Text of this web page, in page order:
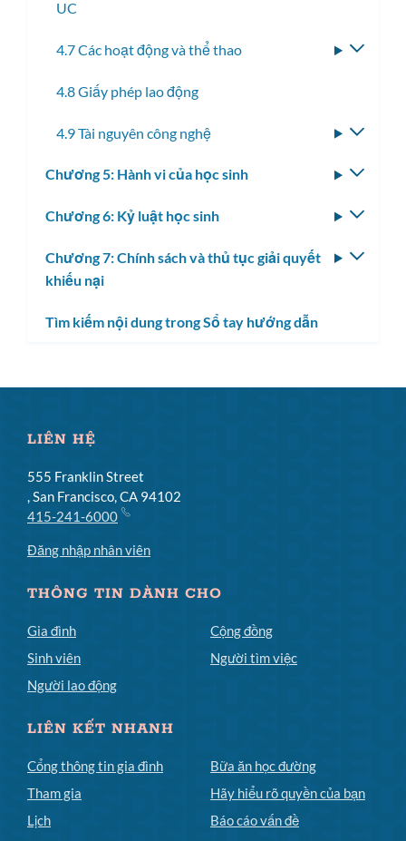
UC
4.7 Các hoạt động và thể thao
4.8 Giấy phép lao động
4.9 Tài nguyên công nghệ
Chương 5: Hành vi của học sinh
Chương 6: Kỷ luật học sinh
Chương 7: Chính sách và thủ tục giải quyết
khiếu nại
Tìm kiếm nội dung trong Sổ tay hướng dẫn
LIÊN HỆ
555 Franklin Street
, San Francisco, CA 94102
415-241-6000
Đăng nhập nhân viên
THÔNG TIN DÀNH CHO
Gia đình
Sinh viên
Người lao động
Cộng đồng
Người tìm việc
LIÊN KẾT NHANH
Cổng thông tin gia đình
Tham gia
Lịch
Bữa ăn học đường
Hãy hiểu rõ quyền của bạn
Báo cáo vấn đề